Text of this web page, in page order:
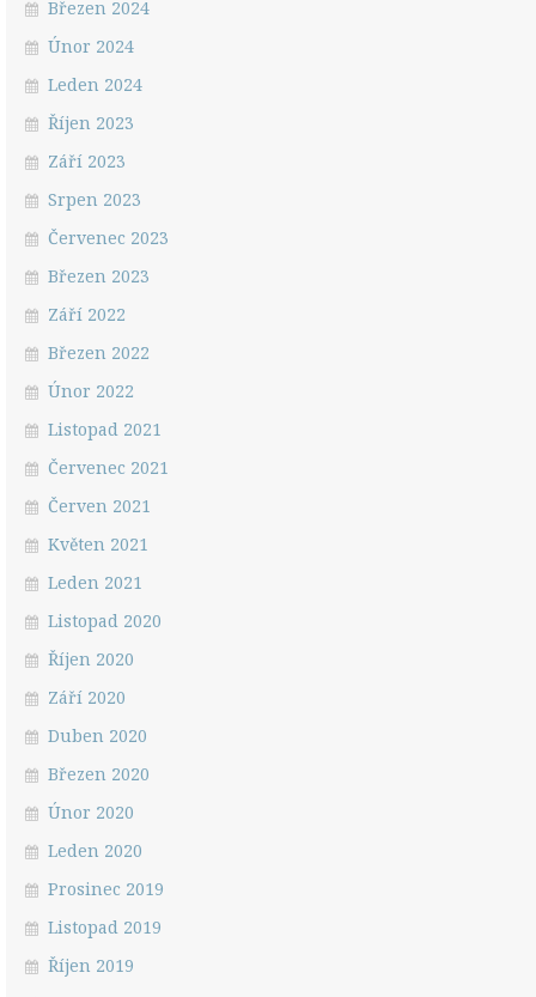
Březen 2024
Únor 2024
Leden 2024
Říjen 2023
Září 2023
Srpen 2023
Červenec 2023
Březen 2023
Září 2022
Březen 2022
Únor 2022
Listopad 2021
Červenec 2021
Červen 2021
Květen 2021
Leden 2021
Listopad 2020
Říjen 2020
Září 2020
Duben 2020
Březen 2020
Únor 2020
Leden 2020
Prosinec 2019
Listopad 2019
Říjen 2019